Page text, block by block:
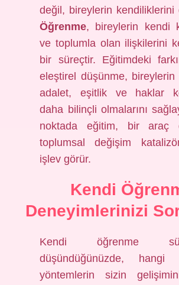
değil, bireylerin kendiliklerini
Öğrenme, bireylerin kendi
ve toplumla olan ilişkilerini
bir süreçtir. Eğitimdeki
eleştirel düşünme, bireylerin
adalet, eşitlik ve haklar
daha bilinçli olmalarını
noktada eğitim, bir araç
toplumsal değişim
işlev görür.
Kendi
Deneyimlerinizi
Kendi öğrenme
düşündüğünüzde, hangi
yöntemlerin sizin